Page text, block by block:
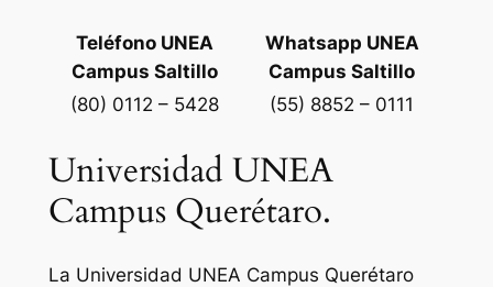
Teléfono UNEA
Campus Saltillo
Whatsapp UNEA
Campus Saltillo
(80) 0112 – 5428
(55) 8852 – 0111
Universidad UNEA
Campus Querétaro.
La Universidad UNEA Campus Querétaro